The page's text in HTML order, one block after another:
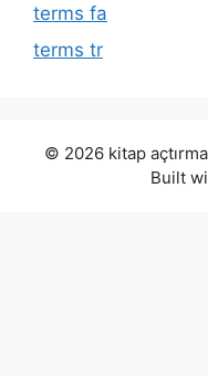
terms fa
terms tr
© 2026 kitap
Built